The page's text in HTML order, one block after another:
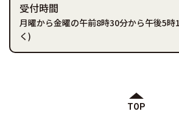
受付時間
月曜から金曜の午前8時30分から午後5
く)
TOP